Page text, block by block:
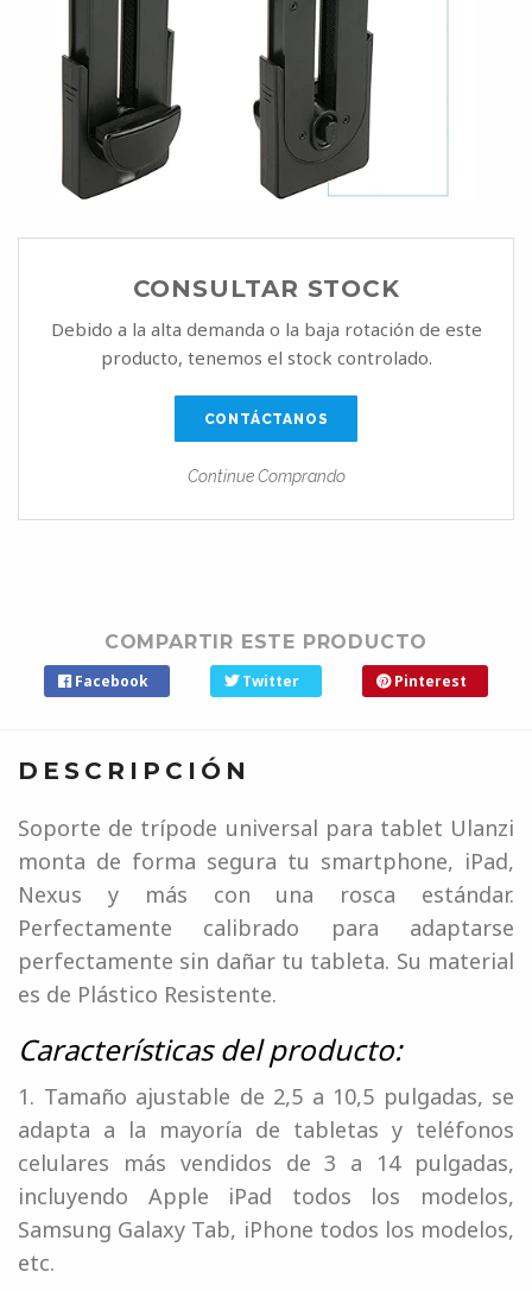
CONSULTAR STOCK
Debido a la alta demanda o la baja rotación de este
producto, tenemos el stock controlado.
CONTÁCTANOS
Continue Comprando
COMPARTIR ESTE PRODUCTO
Facebook Twitter Pinterest
DESCRIPCIÓN
Soporte de trípode universal para tablet Ulanzi
monta de forma segura tu smartphone, iPad,
Nexus y más con una rosca estándar.
Perfectamente calibrado para adaptarse
perfectamente sin dañar tu tableta. Su material
es de Plástico Resistente.
Características del producto:
1. Tamaño ajustable de 2,5 a 10,5 pulgadas, se
adapta a la mayoría de tabletas y teléfonos
celulares más vendidos de 3 a 14 pulgadas,
incluyendo Apple iPad todos los modelos,
Samsung Galaxy Tab, iPhone todos los modelos,
etc.